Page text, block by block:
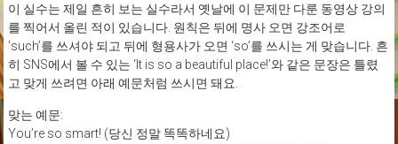
이 실수는 제일 흔히 보는 실수라서 옛날에 이 문제만 다룬 동영상 강의
를 찍어서 올린 적이 있습니다. 원칙은 뒤에 명사 오면 강조어로
‘such’를 쓰셔야 되고 뒤에 형용사가 오면 ‘so’를 쓰시는 게 맞습니다. 흔
히 SNS에서 볼 수 있는 ‘It is so a beautiful place!’와 같은 문장은 틀렸
고 맞게 쓰려면 아래 예문처럼 쓰시면 돼요.
맞는 예문:
You’re so smart! (당신 정말 똑똑하네요)